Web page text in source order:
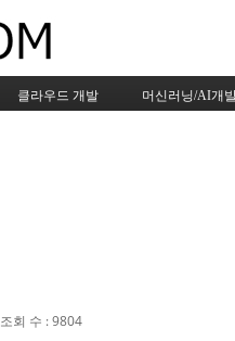
클라우드 개발 머신러닝/AI개
조회 수 : 9804